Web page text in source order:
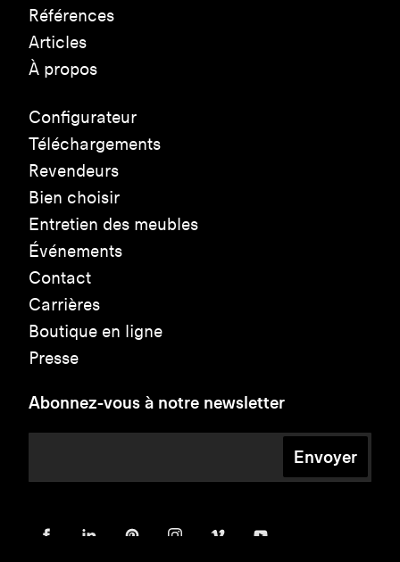
Références
Articles
À propos
Configurateur
Téléchargements
Revendeurs
Bien choisir
Entretien des meubles
Événements
Contact
Carrières
Boutique en ligne
Presse
Abonnez-vous à notre newsletter
Envoyer